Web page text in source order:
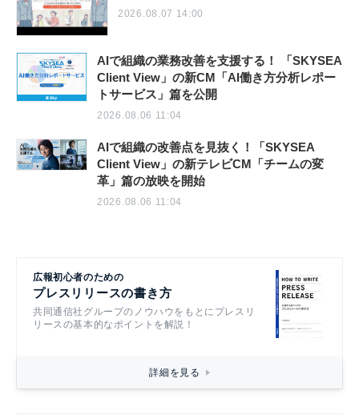
2026.08.07 14:00
AIで組織の業務改善を支援する！ 「SKYSEA
Client View」の新CM「AI働き方分析レポー
トサービス」篇を公開
2026.08.06 11:04
AIで組織の改善点を見抜く！「SKYSEA
Client View」の新テレビCM「チームの変
革」篇の放映を開始
2026.08.06 11:04
広報初心者のための
プレスリリースの書き方
共同通信社グループのノウハウをもとにプレスリ
リースの基本的なポイントを解説！
詳細を見る